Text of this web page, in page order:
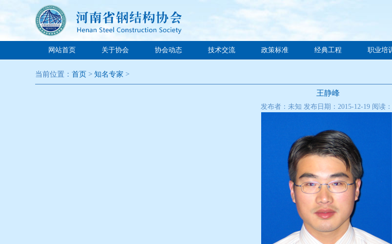
网站首页 关于协会 协会动态 技术交流 政策标准 经典工程 职业培训
当前位置： 首页 > 知名专家 >
王静峰
发布者：未知 发布日期：2015-12-19 阅读：